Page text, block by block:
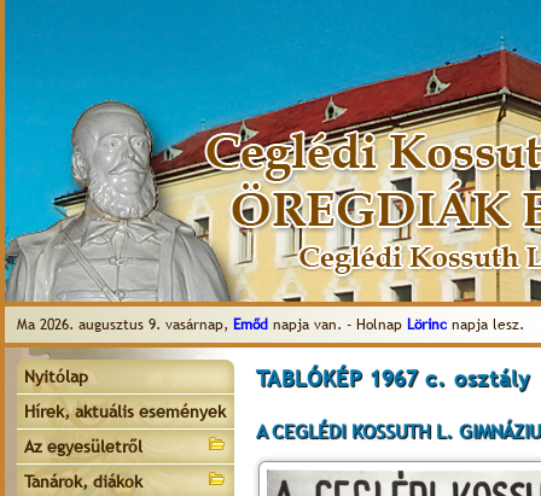
Ma 2026. augusztus 9. vasárnap, Emőd napja van. - Holnap Lörinc napja lesz.
Nyitólap
Hírek, aktuális események
Az egyesületről
Tanárok, diákok
TABLÓKÉP 1967 c. osztály
A CEGLÉDI KOSSUTH L.